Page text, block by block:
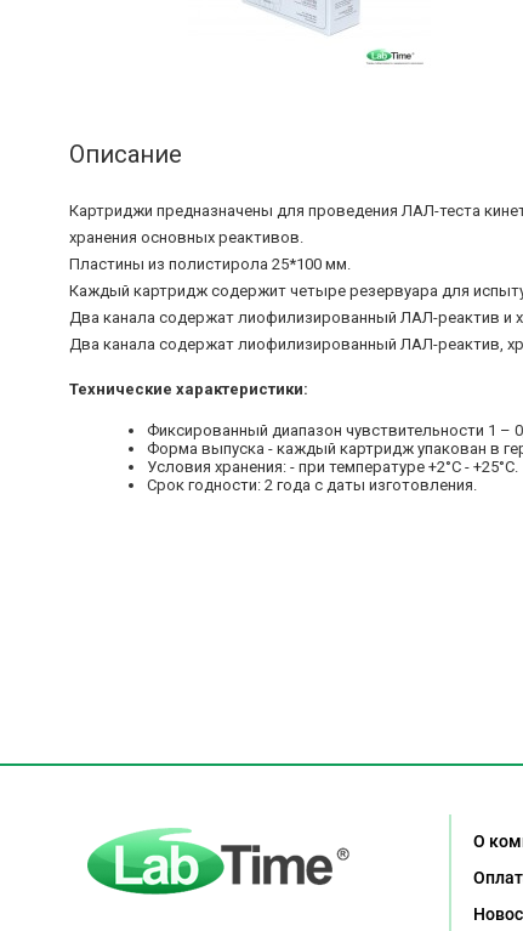
Описание
Картриджи предназначены для проведения ЛАЛ-теста
хранения основных реактивов.
Пластины из полистирола 25*100 мм.
Каждый картридж содержит четыре резервуара для
Два канала содержат лиофилизированный ЛАЛ-реактив и
Два канала содержат лиофилизированный ЛАЛ-реактив,
Технические характеристики:
Фиксированный диапазон чувствительности 1 –
Форма выпуска - каждый картридж упакован в
Условия хранения: - при температуре +2°С - +25°С.
Срок годности: 2 года с даты изготовления.
О